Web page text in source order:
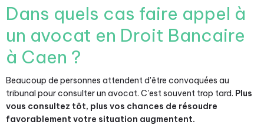
Dans quels cas faire appel à
un avocat en Droit Bancaire
à Caen ?
Beaucoup de personnes attendent d'être convoquées au
tribunal pour consulter un avocat. C'est souvent trop tard. Plus
vous consultez tôt, plus vos chances de résoudre
favorablement votre situation augmentent.